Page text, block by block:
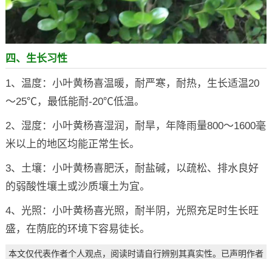
四、生长习性
1、温度：小叶黄杨喜温暖，耐严寒，耐热，生长适温20
～25℃，最低能耐-20℃低温。
2、湿度：小叶黄杨喜湿润，耐旱，年降雨量800～1600毫
米以上的地区均能正常生长。
3、土壤：小叶黄杨喜肥沃，耐盐碱，以疏松、排水良好
的弱酸性壤土或沙质壤土为宜。
4、光照：小叶黄杨喜光照，耐半阴，光照充足时生长旺
盛，在荫庇的环境下容易徒长。
本文仅代表作者个人观点，阅读时请自行辨别其真实性。已声明作者